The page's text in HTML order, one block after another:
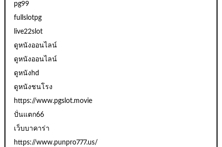
pg99
fullslotpg
live22slot
ดูหนังออนไลน์
ดูหนังออนไลน์
ดูหนังhd
ดูหนังชนโรง
https://www.pgslot.movie
ปั่นแตก66
เว็บบาคาร่า
https://www.punpro777.us/